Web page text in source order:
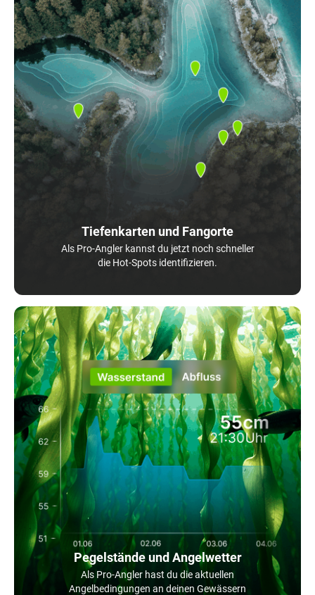
Tiefenkarten und Fangorte
Als Pro-Angler kannst du jetzt noch schneller
die Hot-Spots identifizieren.
Pegelstände und Angelwetter
Als Pro-Angler hast du die aktuellen
Angelbedingungen an deinen Gewässern